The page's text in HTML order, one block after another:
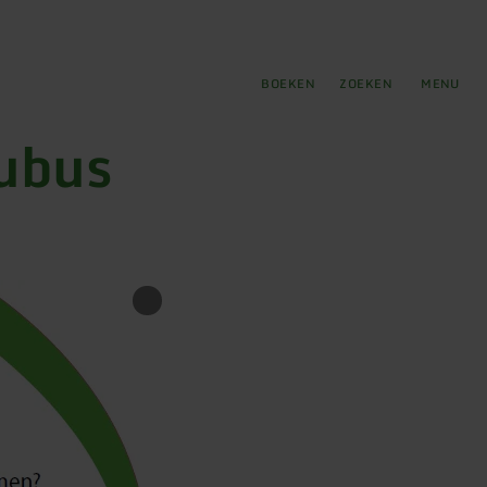
BOEKEN ZOEKEN MENU